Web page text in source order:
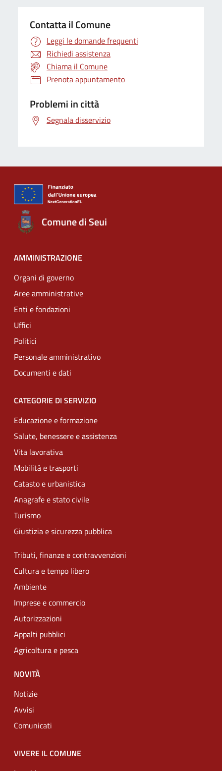
Contatta il Comune
Leggi le domande frequenti
Richiedi assistenza
Chiama il Comune
Prenota appuntamento
Problemi in città
Segnala disservizio
Comune di Seui
AMMINISTRAZIONE
Organi di governo
Aree amministrative
Enti e fondazioni
Uffici
Politici
Personale amministrativo
Documenti e dati
CATEGORIE DI SERVIZIO
Educazione e formazione
Salute, benessere e assistenza
Vita lavorativa
Mobilità e trasporti
Catasto e urbanistica
Anagrafe e stato civile
Turismo
Giustizia e sicurezza pubblica
Tributi, finanze e contravvenzioni
Cultura e tempo libero
Ambiente
Imprese e commercio
Autorizzazioni
Appalti pubblici
Agricoltura e pesca
NOVITÀ
Notizie
Avvisi
Comunicati
VIVERE IL COMUNE